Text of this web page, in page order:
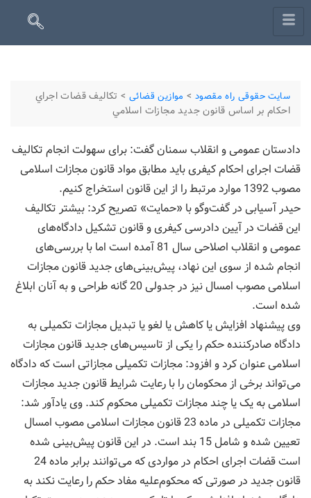
سایت حقوقی راه مقصود > موازین قضائی > تکاليف قضات اجراي
احکام بر اساس قانون جديد مجازات اسلامي
دادستان عمومی و انقلاب سمنان گفت: برای سهولت انجام تکالیف
قضات اجرای احکام کیفری باید مطابق مواد قانون مجازات اسلامی
مصوب 1392 موارد مرتبط را از این قانون استخراج کنیم.
حیدر آسیابی در گفت‌وگو با «حمایت» تصریح کرد: بیشتر تکالیف
این قضات در آیین دادرسی کیفری و قانون تشکیل دادگاه‌های
عمومی و انقلاب اصلاحی سال 81 آمده است اما با بررسی‌های
انجام شده از سوی این نهاد، پیش‌بینی‌های جدید قانون مجازات
اسلامی مصوب امسال نیز در جدولی 20 گانه طراحی و به آنان ابلاغ
شده است.
وی پیشنهاد افزایش یا کاهش یا لغو یا تبدیل مجازات تکمیلی به
دادگاه صادرکننده حکم را یکی از تاسیس‌های جدید قانون مجازات
اسلامی عنوان کرد و افزود: مجازات تکمیلی مجازاتی است که دادگاه
می‌تواند برخی از محکومان را با رعایت شرایط قانون جدید مجازات
اسلامی به یک یا چند مجازات تکمیلی محکوم کند. وی یادآور شد:
مجازات تکمیلی در ماده 23 قانون مجازات اسلامی مصوب امسال
تعیین شده و شامل 15 بند است. در این قانون پیش‌بینی شده
است قضات اجرای احکام در مواردی که می‌توانند برابر ماده 24
قانون جدید در صورتی که محکوم‌علیه مفاد حکم را رعایت نکند به